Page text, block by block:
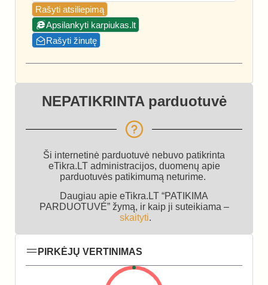
Rašyti atsiliepimą
Apsilankyti karpiukas.lt
Rašyti žinutę
NEPATIKRINTA parduotuvė
Ši internetinė parduotuvė nebuvo patikrinta
eTikra.LT administracijos, duomenų apie
parduotuvės patikimumą neturime.
Daugiau apie eTikra.LT “PATIKIMA
PARDUOTUVĖ” žymą, ir kaip ji suteikiama –
skaityti.
PIRKĖJŲ VERTINIMAS